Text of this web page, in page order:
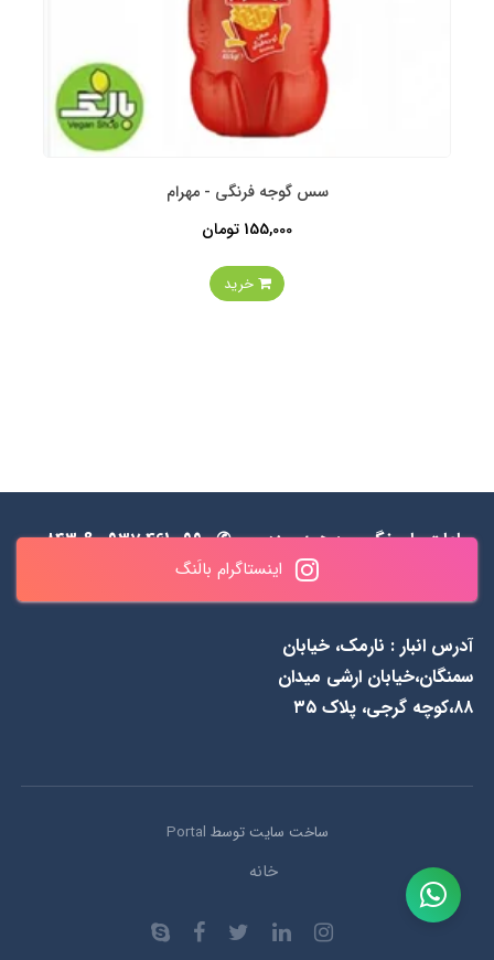
سس گوجه فرنگی - مهرام
155,000 تومان
خرید
اینستاگرام بالَنگ
ساعات پاسخگویی : همه روزه
✆ 0990 461 0937 & ۸۴۳
۵۵ ۴۸ ۰۹۱۲
آدرس انبار : نارمک، خیابان
سمنگان،خیابان ارشی میدان
۸۸،کوچه گرجی، پلاک ۳۵
ساخت سایت توسط Portal
خانه